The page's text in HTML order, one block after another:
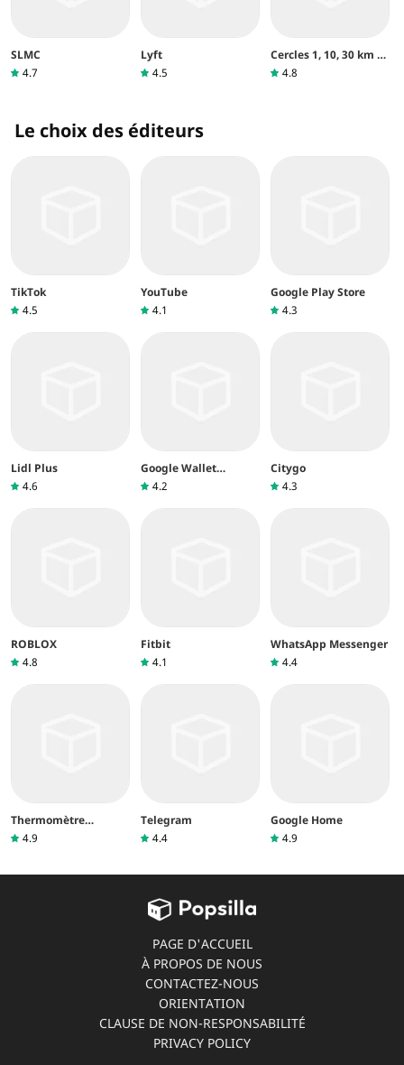
SLMC
4.7
Lyft
4.5
Cercles 1, 10, 30 km et
calcul de distance
4.8
Le choix des éditeurs
TikTok
4.5
YouTube
4.1
Google Play Store
4.3
Lidl Plus
4.6
Google Wallet
(Google Pay)
4.2
Citygo
4.3
ROBLOX
4.8
Fitbit
4.1
WhatsApp Messenger
4.4
Thermomètre
intérieur
4.9
Telegram
4.4
Google Home
4.9
PAGE D'ACCUEIL
À PROPOS DE NOUS
CONTACTEZ-NOUS
ORIENTATION
CLAUSE DE NON-RESPONSABILITÉ
PRIVACY POLICY